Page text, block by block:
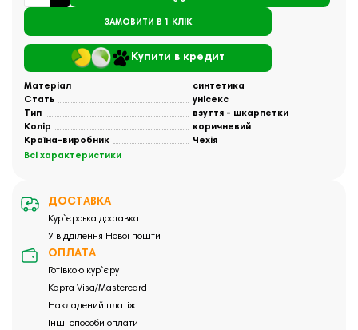
ЗАМОВИТИ В 1 КЛІК
Купити в кредит
Матеріал
синтетика
Стать
унісекс
Тип
взуття - шкарпетки
Колір
коричневий
Країна-виробник
Чехія
Всі характеристики
ДОСТАВКА
Кур`єрська доставка
У відділення Нової пошти
ОПЛАТА
Готівкою кур`єру
Карта Visa/Mastercard
Накладений платіж
Інші способи оплати